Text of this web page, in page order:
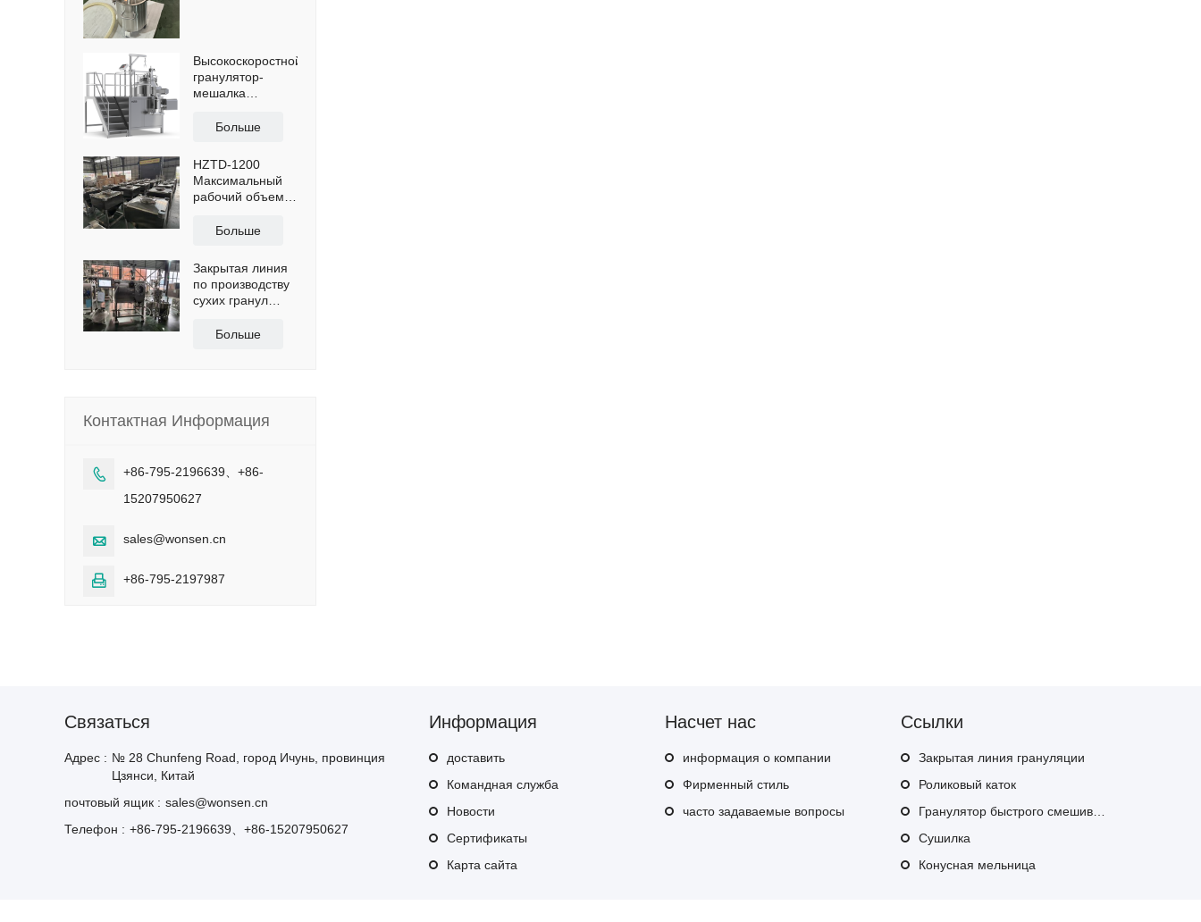
литровым
резервуаром для
порошковой
поперечной
Высокоскоростной
гранулятор-
мешалка
гомогенного
эффективная
вместимость
1300 л.
Больше
HZTD-1200
Максимальный
рабочий объем
выпускным
клапаном.
Больше
Закрытая линия
по производству
сухих гранул
производительностью
Больше
Контактная Информация

+86-795-2196639、+86-
15207950627
 sales@wonsen.cn
 +86-795-2197987
Cвязаться
Адрес : № 28 Chunfeng Road, город Ичунь, провинция
Цзянси, Китай
почтовый ящик : sales@wonsen.cn
Телефон : +86-795-2196639、+86-15207950627
Информация
доставить
Командная служба
Hовости
Сертификаты
Карта сайта
Насчет нас
информация о компании
Фирменный стиль
часто задаваемые вопросы
Ссылки
Закрытая линия грануляции
Роликовый каток
Гранулятор быстрого смешивания
Сушилка
Конусная мельница